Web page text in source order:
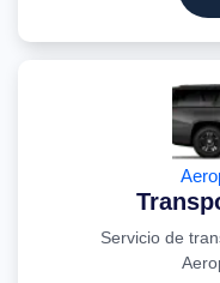
Servicio de